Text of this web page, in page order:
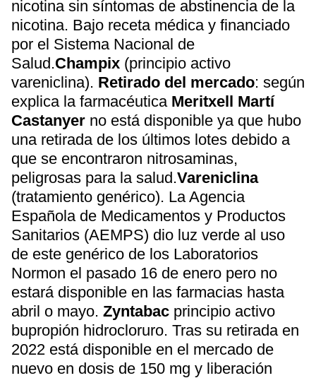
nicotina sin síntomas de abstinencia de la
nicotina. Bajo receta médica y financiado
por el Sistema Nacional de
Salud.Champix (principio activo
vareniclina). Retirado del mercado: según
explica la farmacéutica Meritxell Martí
Castanyer no está disponible ya que hubo
una retirada de los últimos lotes debido a
que se encontraron nitrosaminas,
peligrosas para la salud.Vareniclina
(tratamiento genérico). La Agencia
Española de Medicamentos y Productos
Sanitarios (AEMPS) dio luz verde al uso
de este genérico de los Laboratorios
Normon el pasado 16 de enero pero no
estará disponible en las farmacias hasta
abril o mayo. Zyntabac principio activo
bupropión hidrocloruro. Tras su retirada en
2022 está disponible en el mercado de
nuevo en dosis de 150 mg y liberación